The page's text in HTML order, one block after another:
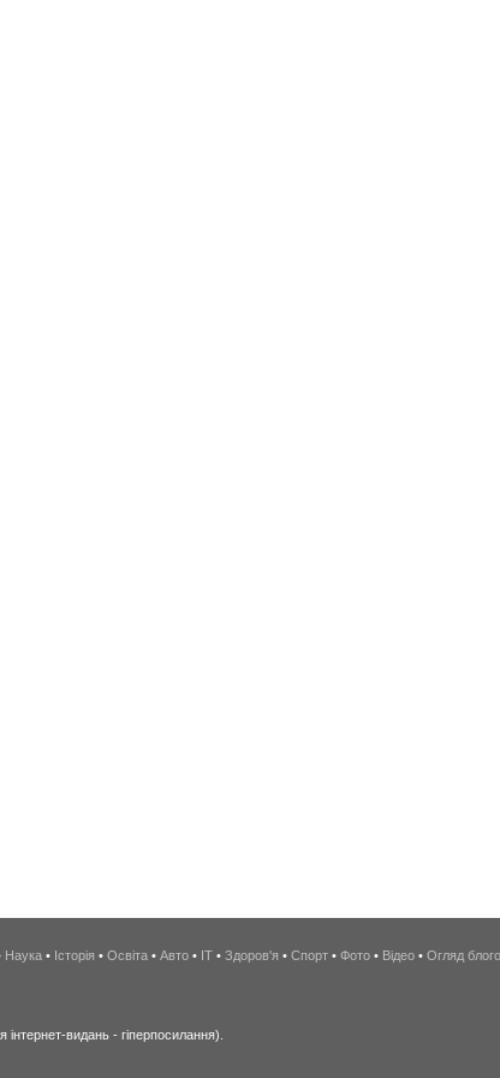
Наука • Історія • Освіта • Авто • IT • Здоров'я • Спорт • Фото • Відео • Огляд
видань - гіперпосилання).